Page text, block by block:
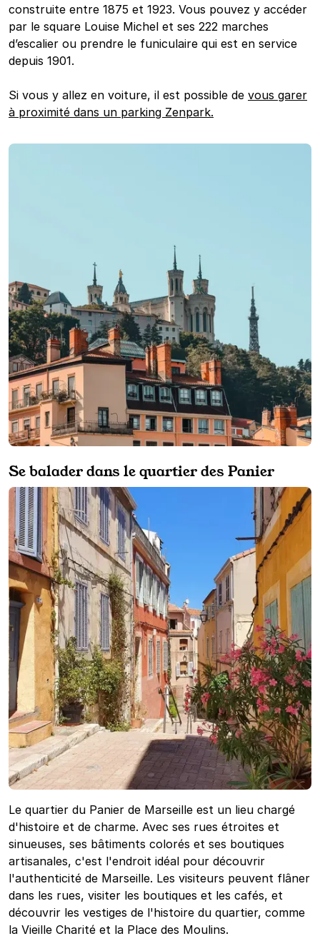
construite entre 1875 et 1923. Vous pouvez y accéder
par le square Louise Michel et ses 222 marches
d’escalier ou prendre le funiculaire qui est en service
depuis 1901.
Si vous y allez en voiture, il est possible de vous garer
à proximité dans un parking Zenpark.
Se balader dans le quartier des Panier
Le quartier du Panier de Marseille est un lieu chargé
d'histoire et de charme. Avec ses rues étroites et
sinueuses, ses bâtiments colorés et ses boutiques
artisanales, c'est l'endroit idéal pour découvrir
l'authenticité de Marseille. Les visiteurs peuvent flâner
dans les rues, visiter les boutiques et les cafés, et
découvrir les vestiges de l'histoire du quartier, comme
la Vieille Charité et la Place des Moulins.